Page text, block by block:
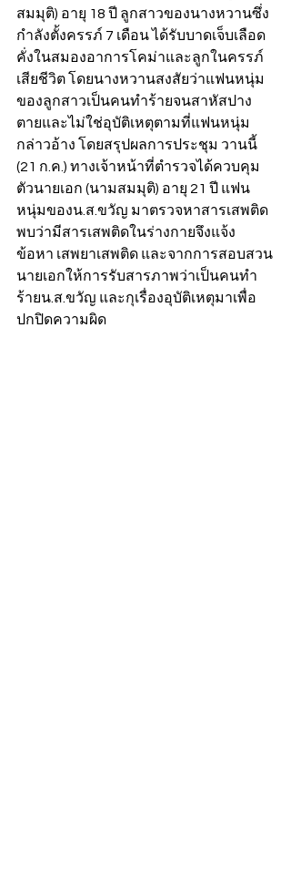
สมมุติ) อายุ 18 ปี ลูกสาวของนางหวานซึ่ง
กำลังตั้งครรภ์ 7 เดือน ได้รับบาดเจ็บเลือด
คั่งในสมองอาการโคม่าและลูกในครรภ์
เสียชีวิต โดยนางหวานสงสัยว่าแฟนหนุ่ม
ของลูกสาวเป็นคนทำร้ายจนสาหัสปาง
ตายและไม่ใช่อุบัติเหตุตามที่แฟนหนุ่ม
กล่าวอ้าง โดยสรุปผลการประชุม วานนี้
(21 ก.ค.) ทางเจ้าหน้าที่ตำรวจได้ควบคุม
ตัวนายเอก (นามสมมุติ) อายุ 21 ปี แฟน
หนุ่มของน.ส.ขวัญ มาตรวจหาสารเสพติด
พบว่ามีสารเสพติดในร่างกายจึงแจ้ง
ข้อหา เสพยาเสพติด และจากการสอบสวน
นายเอกให้การรับสารภาพว่าเป็นคนทำ
ร้ายน.ส.ขวัญ และกุเรื่องอุบัติเหตุมาเพื่อ
ปกปิดความผิด